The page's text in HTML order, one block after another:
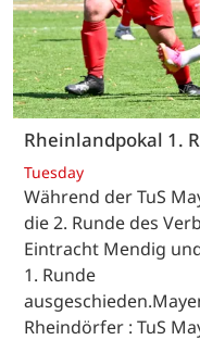
Rheinlandpokal 1.
Tuesday
Während der TuS
die 2. Runde des
Eintracht Mendig
1. Runde
Rheindörfer : TuS